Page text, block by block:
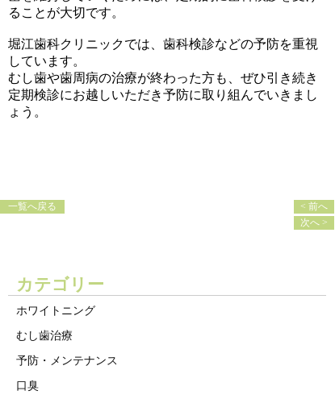
ることが大切です。
堀江歯科クリニックでは、歯科検診などの予防を重視
しています。
むし歯や歯周病の治療が終わった方も、ぜひ引き続き
定期検診にお越しいただき予防に取り組んでいきまし
ょう。
一覧へ戻る
< 前へ
次へ >
カテゴリー
ホワイトニング
むし歯治療
予防・メンテナンス
口臭